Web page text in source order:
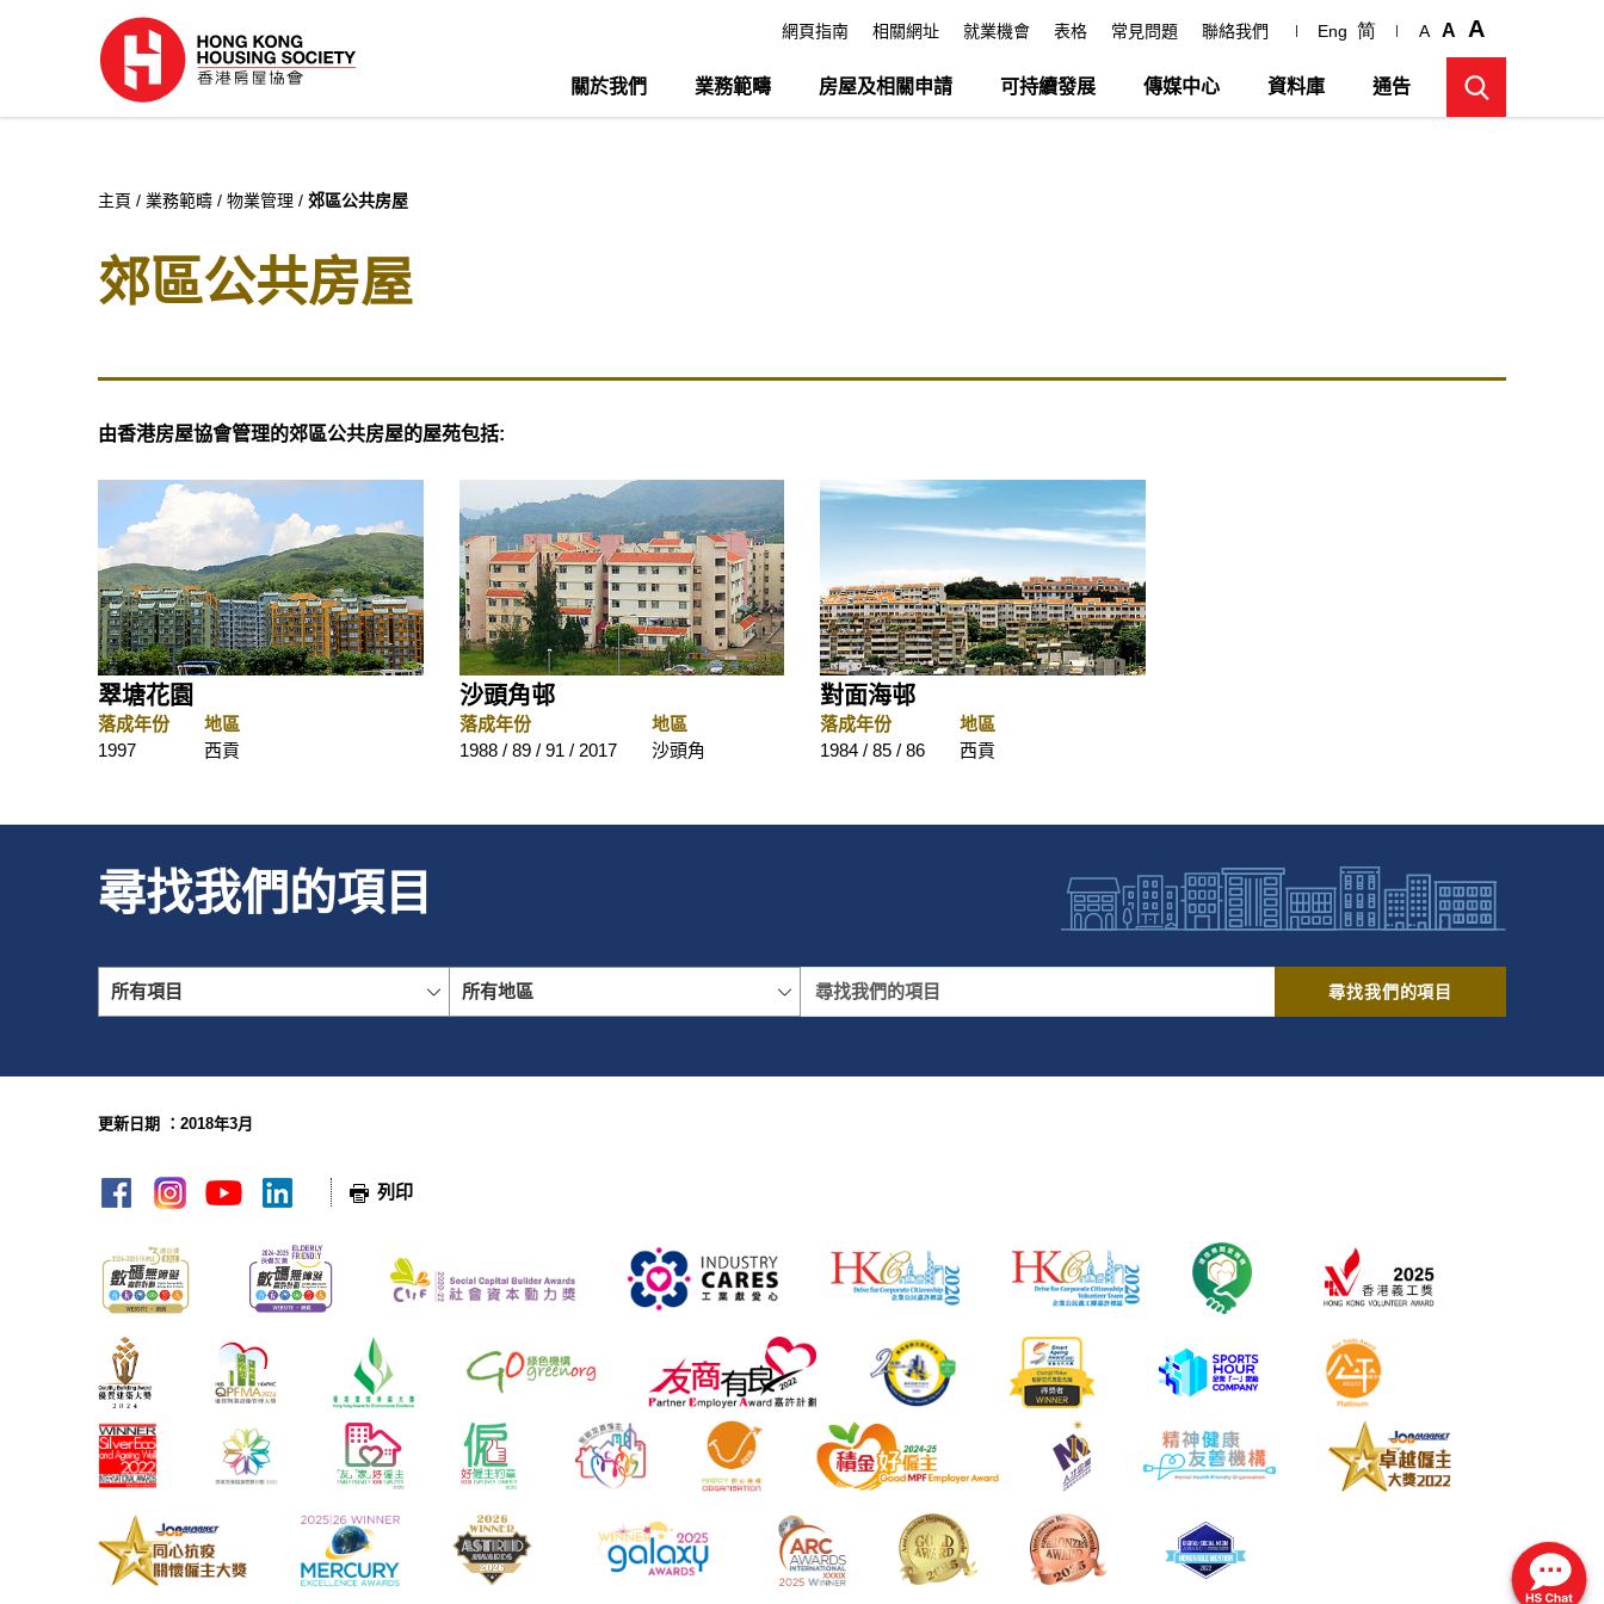
網頁指南 相關網址 就業機會 表格 常見問題 聯絡我們 Eng 简 A A A
關於我們 業務範疇 房屋及相關申請 可持續發展 傳媒中心 資料庫 通告
主頁 業務範疇 物業管理 郊區公共房屋
郊區公共房屋
由香港房屋協會管理的郊區公共房屋的屋苑包括:
翠塘花園
落成年份
1997
地區
西貢
沙頭角邨
落成年份
1988 / 89 / 91 / 2017
地區
沙頭角
對面海邨
落成年份
1984 / 85 / 86
地區
西貢
尋找我們的項目
所有項目 所有地區 尋找我們的項目
更新日期 ：2018年3月
列印